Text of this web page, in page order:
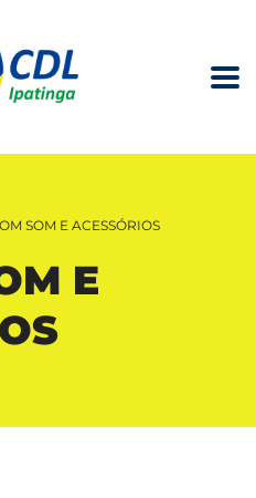
SOM E ACESSÓRIOS
E